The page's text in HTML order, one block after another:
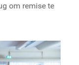
om remise te